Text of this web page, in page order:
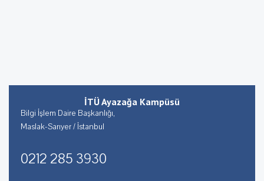
İTÜ Ayazağa Kampüsü
Bilgi İşlem Daire Başkanlığı,
Maslak-Sarıyer / İstanbul
0212 285 3930